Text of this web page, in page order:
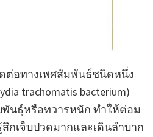
ติดต่อทางเพศสัมพันธ์ชนิดหนึ่ง
trachomatis bacterium)
พันธุ์หรือทวารหนัก ทำให้ต่อม
เจ็บปวดมากและเดินลำบาก